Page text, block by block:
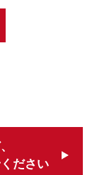
ださい